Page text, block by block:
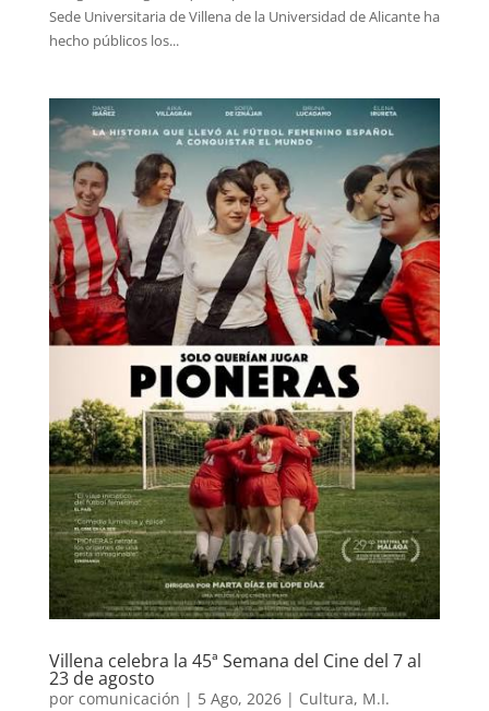
Sede Universitaria de Villena de la Universidad de Alicante ha
hecho públicos los...
Villena celebra la 45ª Semana del Cine del 7 al
23 de agosto
por comunicación | 5 Ago, 2026| Cultura, M.I.